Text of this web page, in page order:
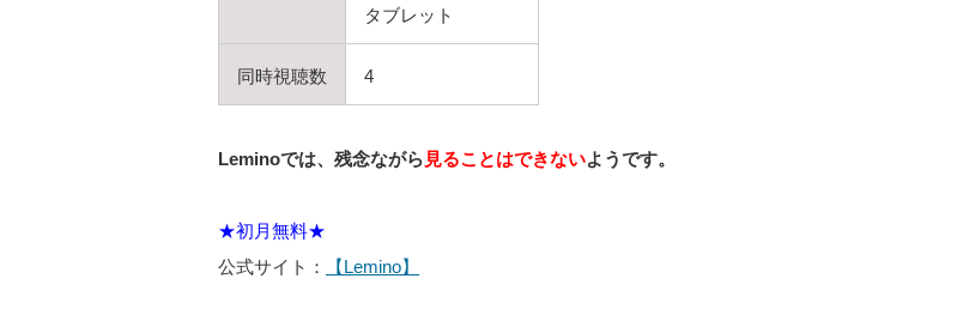
タブレット
同時視聴数 4
Leminoでは、残念ながら 見ることはできないようです。
★初月無料★
公式サイト：
【Lemino】